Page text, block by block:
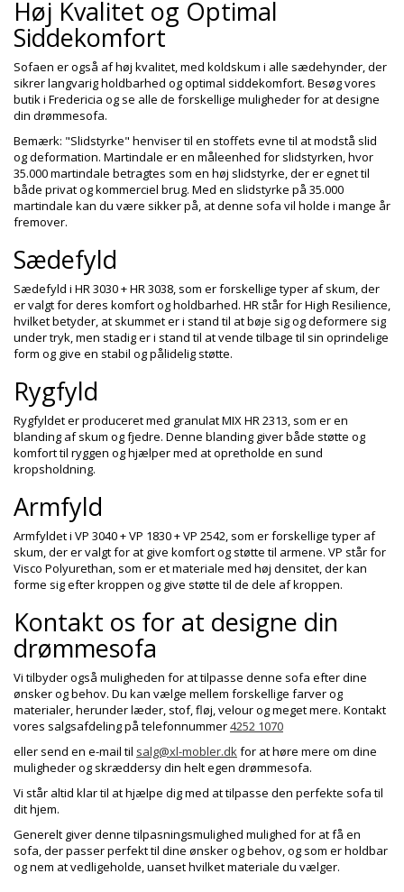
Høj Kvalitet og Optimal
Siddekomfort
Sofaen er også af høj kvalitet, med koldskum i alle sædehynder, der
sikrer langvarig holdbarhed og optimal siddekomfort. Besøg vores
butik i Fredericia og se alle de forskellige muligheder for at designe
din drømmesofa.
Bemærk: "Slidstyrke" henviser til en stoffets evne til at modstå slid
og deformation. Martindale er en måleenhed for slidstyrken, hvor
35.000 martindale betragtes som en høj slidstyrke, der er egnet til
både privat og kommerciel brug. Med en slidstyrke på 35.000
martindale kan du være sikker på, at denne sofa vil holde i mange år
fremover.
Sædefyld
Sædefyld i HR 3030 + HR 3038, som er forskellige typer af skum, der
er valgt for deres komfort og holdbarhed. HR står for High Resilience,
hvilket betyder, at skummet er i stand til at bøje sig og deformere sig
under tryk, men stadig er i stand til at vende tilbage til sin oprindelige
form og give en stabil og pålidelig støtte.
Rygfyld
Rygfyldet er produceret med granulat MIX HR 2313, som er en
blanding af skum og fjedre. Denne blanding giver både støtte og
komfort til ryggen og hjælper med at opretholde en sund
kropsholdning.
Armfyld
Armfyldet i VP 3040 + VP 1830 + VP 2542, som er forskellige typer af
skum, der er valgt for at give komfort og støtte til armene. VP står for
Visco Polyurethan, som er et materiale med høj densitet, der kan
forme sig efter kroppen og give støtte til de dele af kroppen.
Kontakt os for at designe din
drømmesofa
Vi tilbyder også muligheden for at tilpasse denne sofa efter dine
ønsker og behov. Du kan vælge mellem forskellige farver og
materialer, herunder læder, stof, fløj, velour og meget mere. Kontakt
vores salgsafdeling på telefonnummer4252 1070
eller send en e-mail til salg@xl-mobler.dkfor at høre mere om dine
muligheder og skræddersy din helt egen drømmesofa.
Vi står altid klar til at hjælpe dig med at tilpasse den perfekte sofa til
dit hjem.
Generelt giver denne tilpasningsmulighed mulighed for at få en
sofa, der passer perfekt til dine ønsker og behov, og som er holdbar
og nem at vedligeholde, uanset hvilket materiale du vælger.